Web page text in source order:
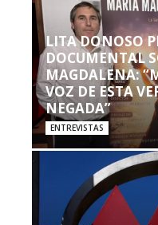
LITA DONOSO
DOCUMENTAL
MAGDALENA:
VOZ DE ESTA
NEGADA”
ENTREVISTAS